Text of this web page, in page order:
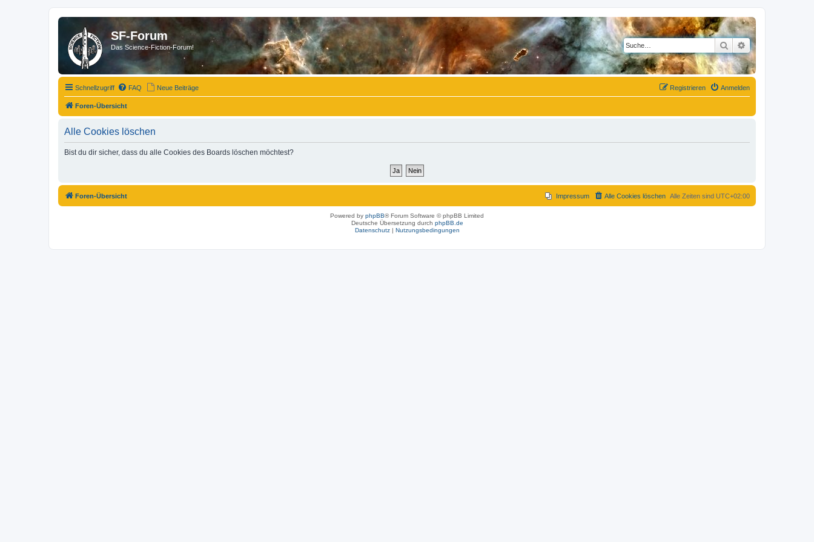
SF-Forum
Das Science-Fiction-Forum! SucheErweiterte Suche
Schnellzugriff FAQ Neue Beiträge Anmelden
Registrieren
Foren-Übersicht
Alle Cookies löschen
Bist du dir sicher, dass du alle Cookies des Boards löschen möchtest?
Foren-Übersicht Alle Zeiten sind UTC+02:00
Alle Cookies löschen
Impressum
Powered by phpBB® Forum Software © phpBB Limited
Deutsche Übersetzung durch phpBB.de
Datenschutz| Nutzungsbedingungen